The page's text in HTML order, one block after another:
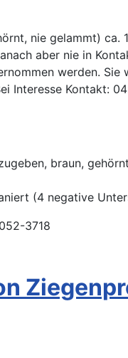
nie gelammt) ca.
aber nie in
werden.
Interesse Kontakt:
braun,
(4 negative
3718